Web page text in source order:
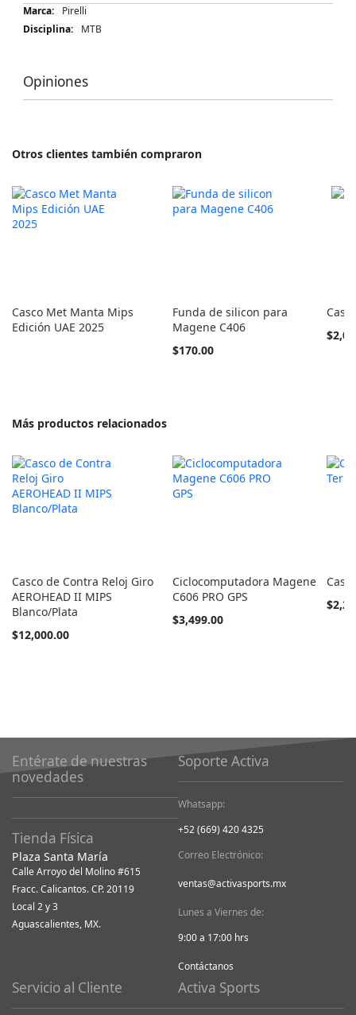
Más
Información
Pirelli
MTB
Opiniones
Otros clientes también compraron
Casco Met Manta Mips
Edición UAE 2025
Funda de silicon para
Magene C406
$170.00
Tan
Más productos relacionados
Casco de Contra Reloj Giro
AEROHEAD II MIPS
Blanco/Plata
$12,000.00
Ciclocomputadora Magene
C606 PRO GPS
$3,499.00
Tan
Entérate de nuestras
novedades
Tienda Física
Plaza Santa María
Calle Arroyo del Molino #615
Fracc. Calicantos. CP. 20119
Local 2 y 3
Aguascalientes, MX.
Soporte Activa
Whatsapp:
+52 (669) 420 4325
Correo Electrónico:
ventas@activasports.mx
Lunes a Viernes de:
9:00 a 17:00 hrs
Contáctanos
Servicio al Cliente Activa Sports